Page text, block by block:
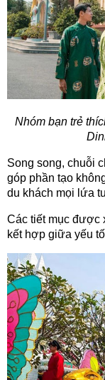
Nhóm bạn trẻ
Song song, chuỗi
góp phần tạo
du khách mọi lứa
Các tiết mục được
kết hợp giữa yếu